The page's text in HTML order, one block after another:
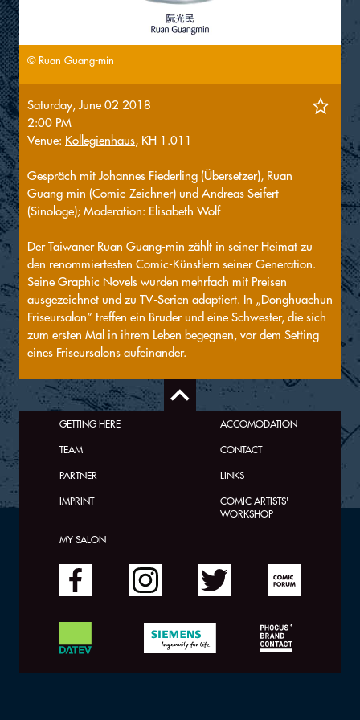
© Ruan Guang-min
Saturday, June 02 2018
2:00 PM
Venue: Kollegienhaus, KH 1.011
Gespräch mit Johannes Fiederling (Übersetzer), Ruan
Guang-min (Comic-Zeichner) und Andreas Seifert
(Sinologe); Moderation: Elisabeth Wolf
Der Taiwaner Ruan Guang-min zählt in seiner Heimat zu
den renommiertesten Comic-Künstlern seiner Generation.
Seine Graphic Novels wurden mehrfach mit Preisen
ausgezeichnet und zu TV-Serien adaptiert. In „Donghuachun
Friseursalon“ treffen ein Bruder und eine Schwester, die sich
zum ersten Mal in ihrem Leben begegnen, vor dem Setting
eines Friseursalons aufeinander.
GETTING HERE
ACCOMODATION
TEAM
CONTACT
PARTNER
LINKS
IMPRINT
COMIC ARTISTS'
WORKSHOP
MY SALON